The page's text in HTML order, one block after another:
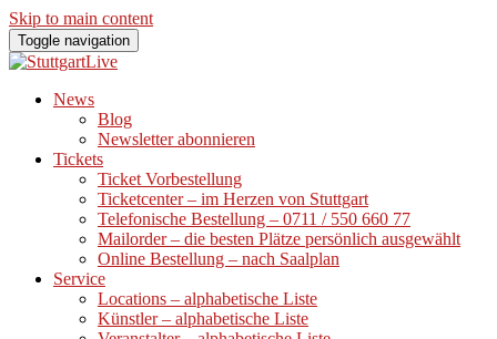
Skip to main content
Toggle navigation
News
Blog
Newsletter abonnieren
Tickets
Ticket Vorbestellung
Ticketcenter – im Herzen von Stuttgart
Telefonische Bestellung – 0711 / 550 660 77
Mailorder – die besten Plätze persönlich ausgewählt
Online Bestellung – nach Saalplan
Service
Locations – alphabetische Liste
Künstler – alphabetische Liste